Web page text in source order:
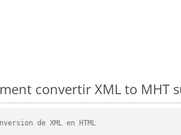
convertir XML to MHT
de XML en HTML